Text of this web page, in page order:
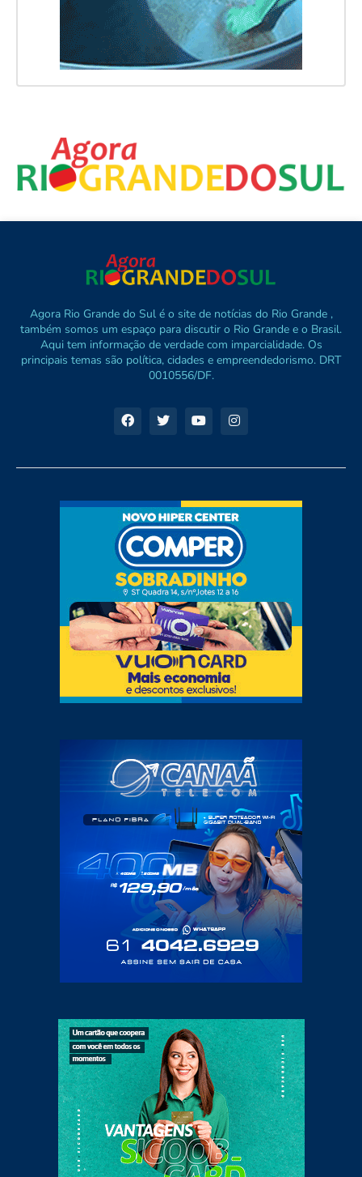
Agora Rio Grande do Sul é o site de notícias do Rio Grande ,
também somos um espaço para discutir o Rio Grande e o Brasil.
Aqui tem informação de verdade com imparcialidade. Os
principais temas são política, cidades e empreendedorismo. DRT
0010556/DF.